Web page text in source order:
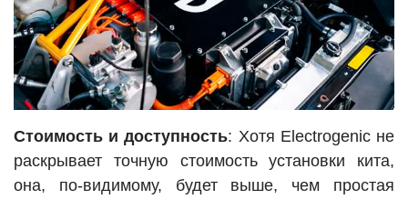
Стоимость и доступность: Хотя Electrogenic не
раскрывает точную стоимость установки кита,
она, по-видимому, будет выше, чем простая